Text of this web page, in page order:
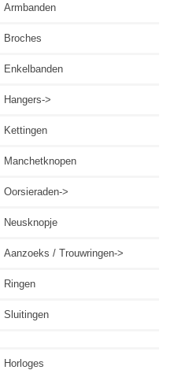
Armbanden
Broches
Enkelbanden
Hangers->
Kettingen
Manchetknopen
Oorsieraden->
Neusknopje
Aanzoeks / Trouwringen->
Ringen
Sluitingen
Horloges